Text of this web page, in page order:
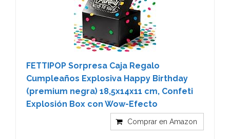
FETTIPOP Sorpresa Caja Regalo
Cumpleaños Explosiva Happy Birthday
(premium negra) 18,5x14x11 cm, Сonfeti
Explosión Box con Wow-Efecto
Comprar en Amazon